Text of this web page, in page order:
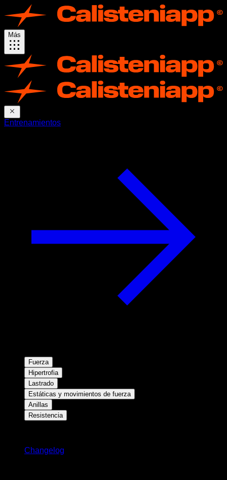
Más
Entrenamientos
Fuerza
Hipertrofia
Lastrado
Estáticas y movimientos de fuerza
Anillas
Resistencia
Changelog